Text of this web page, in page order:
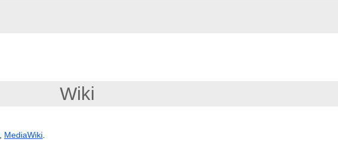
Wiki
MediaWiki